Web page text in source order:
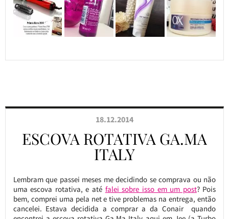
18.12.2014
ESCOVA ROTATIVA GA.MA
ITALY
Lembram que passei meses me decidindo se comprava ou não
uma escova rotativa, e até falei sobre isso em um post? Pois
bem, comprei uma pela net e tive problemas na entrega, então
cancelei. Estava decidida a comprar a da Conair quando